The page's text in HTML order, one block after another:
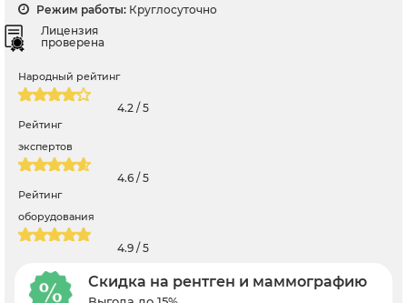
Режим работы: Круглосуточно
Лицензия
проверена
Народный рейтинг
4.2 / 5
Рейтинг
экспертов
4.6 / 5
Рейтинг
оборудования
4.9 / 5
Скидка на рентген и маммографию